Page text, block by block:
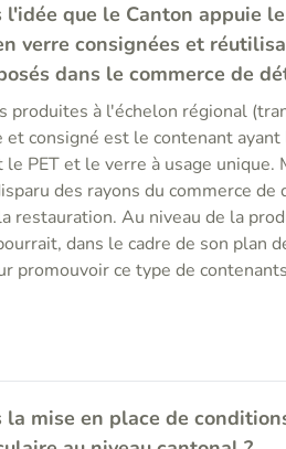
l'idée que le Canton appuie
verre consignées et
dans le commerce de
produites à l'échelon régional
consigné est le contenant
le PET et le verre à usage
des rayons du commerce
restauration. Au niveau de la
dans le cadre de son plan
promouvoir ce type de
la mise en place de